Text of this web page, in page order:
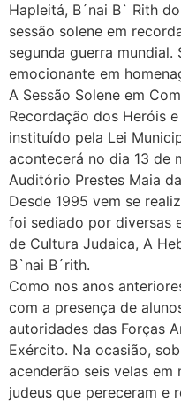
Hapleitá, B´nai B` Rith
sessão solene em
segunda guerra mundial.
emocionante em
A Sessão Solene em
Recordação dos Heróis
instituído pela Lei
acontecerá no dia 13 de
Auditório Prestes Maia
Desde 1995 vem se
foi sediado por diversas
de Cultura Judaica, A
B`nai B´rith.
Como nos anos
com a presença de
autoridades das Forças
Exército. Na ocasião,
acenderão seis velas
judeus que pereceram e